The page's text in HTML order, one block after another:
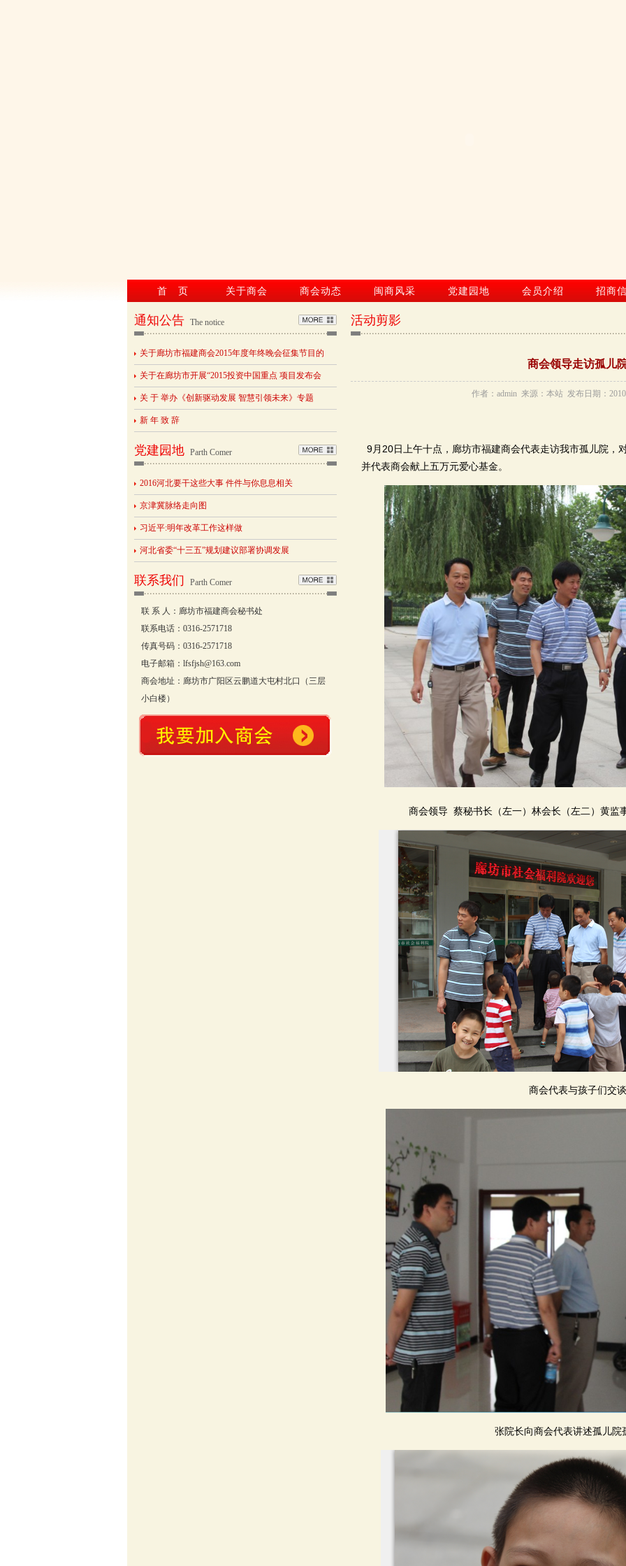
首 页 关于商会 商会动态 闽商风采 党建园地 会员介绍 招商
通知公告 The notice
关于廊坊市福建商会2015年度年终晚会征集节目的
关于在廊坊市开展“2015投资中国重点 项目发布会
关 于 举办《创新驱动发展 智慧引领未来》专题
新 年 致 辞
党建园地 Parth Comer
2016河北要干这些大事 件件与你息息相关
京津冀脉络走向图
习近平:明年改革工作这样做
河北省委“十三五”规划建议部署协调发展
联系我们 Parth Comer
联 系 人：廊坊市福建商会秘书处
联系电话：0316-2571718
传真号码：0316-2571718
电子邮箱：lfsfjsh@163.com
商会地址：廊坊市广阳区云鹏道大屯村北口（三层
小白楼）
活动剪影
商会领导走访孤儿
作者：admin 来源：本站 发布日期：
9月20日上午十点，廊坊市福建商会代表走访我市孤儿院，
并代表商会献上五万元爱心基金。
商会领导 蔡秘书长（左一）林会长（左二）黄监
商会代表与孩子们交谈
张院长向商会代表讲述孤儿院